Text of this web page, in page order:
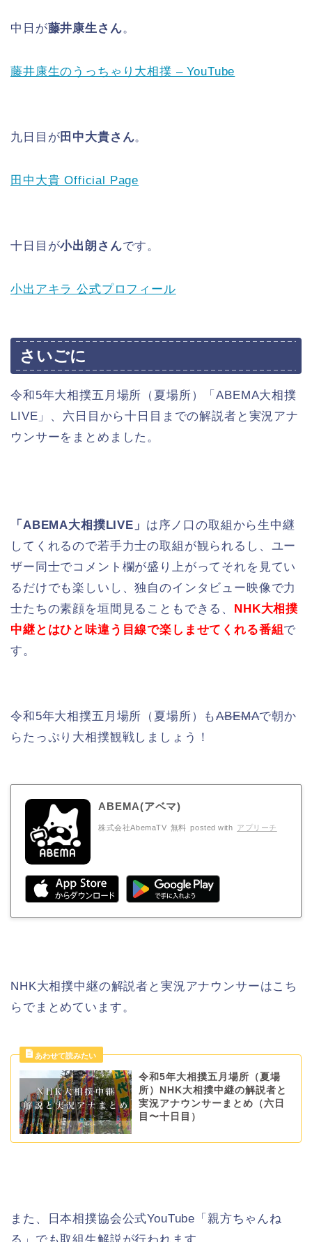
中日が藤井康生さん。
藤井康生のうっちゃり大相撲 – YouTube
九日目が田中大貴さん。
田中大貴 Official Page
十日目が小出朗さんです。
小出アキラ 公式プロフィール
さいごに
令和5年大相撲五月場所（夏場所）「ABEMA大相撲
LIVE」、六日目から十日目までの解説者と実況アナ
ウンサーをまとめました。
「ABEMA大相撲LIVE」 は序ノ口の取組から生中継
してくれるので若手力士の取組が観られるし、ユー
ザー同士でコメント欄が盛り上がってそれを見てい
るだけでも楽しいし、独自のインタビュー映像で力
士たちの素顔を垣間見ることもできる、 NHK大相撲
中継とはひと味違う目線で楽しませてくれる番組 で
す。
令和5年大相撲五月場所（夏場所）もABEMAで朝か
らたっぷり大相撲観戦しましょう！
ABEMA(アベマ)
株式会社AbemaTV 無料 posted with アプリーチ
NHK大相撲中継の解説者と実況アナウンサーはこち
らでまとめています。
令和5年大相撲五月場所（夏場
所）NHK大相撲中継の解説者と
実況アナウンサーまとめ（六日
目〜十日目）
また、日本相撲協会公式YouTube「親方ちゃんね
る」でも取組生解説が行われます。